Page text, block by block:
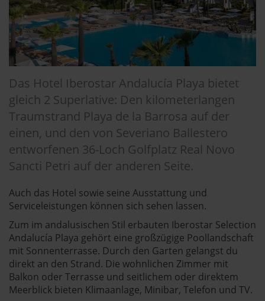
Das Hotel Iberostar Andalucía Playa bietet
gleich 2 Superlative: Den kilometerlangen
Traumstrand Playa de la Barrosa auf der
einen, und den von Severiano Ballestero
entworfenen 36-Loch Golfplatz Real Novo
Sancti Petri auf der anderen Seite.
Auch das Hotel sowie seine Ausstattung und
Serviceleistungen können sich sehen lassen.
Zum im andalusischen Stil erbauten Iberostar Selection
Andalucía Playa gehört eine großzügige Poollandschaft
mit Sonnenterrasse. Durch den Garten gelangst du
direkt an den Strand. Die wohnlichen Zimmer mit
Balkon oder Terrasse und seitlichem oder direktem
Meerblick bieten Klimaanlage, Minibar, Telefon und TV.